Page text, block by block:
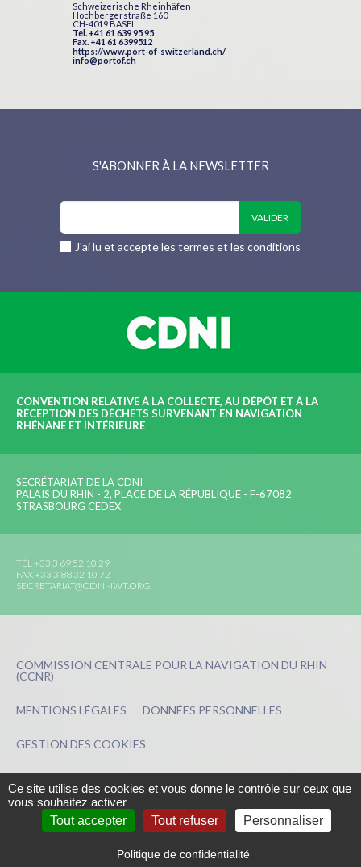
Schweizerische Rheinhäfen
Hochbergerstraße 160
CH-4019 BASEL
Tel. +41 61 639 95 95
Fax. +41 61 6399512
https://www.port-of-switzerland.ch/
info@portof.ch
S'ABONNER À LA NEWSLETTER
J'ai lu et accepte les termes et les conditions
CONVENTION RELATIVE À LA COLLECTE, AU DÉPÔT ET À LA
RÉCEPTION DES DÉCHETS SURVENANT EN NAVIGATION
RHÉNANE ET INTÉRIEURE
SECRÉTARIAT DE LA CDNI
PALAIS DU RHIN - 2, PLACE DE LA RÉPUBLIQUE - F-67082
STRASBOURG CEDEX
TÉL +33 3 69 52 10 29
FAX +33 3 88 32 10 72
SECRETARIAT@CDNI-IWT.ORG
COMMISSION CENTRALE POUR LA NAVIGATION DU RHIN
(CCNR)
MENTIONS LÉGALES DONNÉES PERSONNELLES
GESTION DES COOKIES
UNE CRÉATIONPRESS-AGRUMETLA COULEUR DU ZÈBRE
Ce site utilise des cookies et vous donne le contrôle sur ceux que
vous souhaitez activer
Tout accepter
Tout refuser Personnaliser
Politique de confidentialité